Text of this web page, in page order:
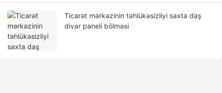
Ticarət mərkəzinin təhlükəsizliyi saxta daş
divar paneli bölməsi